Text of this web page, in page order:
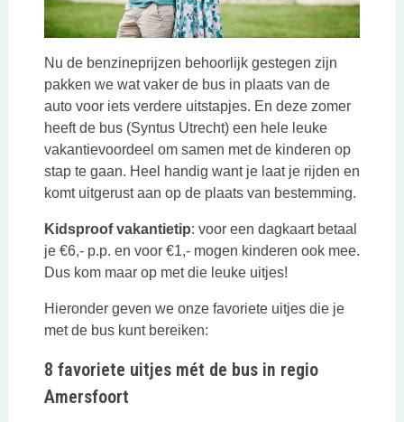
Nu de benzineprijzen behoorlijk gestegen zijn
pakken we wat vaker de bus in plaats van de
auto voor iets verdere uitstapjes. En deze zomer
heeft de bus (Syntus Utrecht) een hele leuke
vakantievoordeel om samen met de kinderen op
stap te gaan. Heel handig want je laat je rijden en
komt uitgerust aan op de plaats van bestemming.
Kidsproof vakantietip: voor een dagkaart betaal
je €6,- p.p. en voor €1,- mogen kinderen ook mee.
Dus kom maar op met die leuke uitjes!
Hieronder geven we onze favoriete uitjes die je
met de bus kunt bereiken:
8 favoriete uitjes mét de bus in regio
Amersfoort